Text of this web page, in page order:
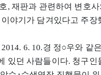
, 재판과 관련하여 변호사
야기가 담겨있다고 주장
6. 10.경 정○우와 같
있던 사람들이다. 청구인